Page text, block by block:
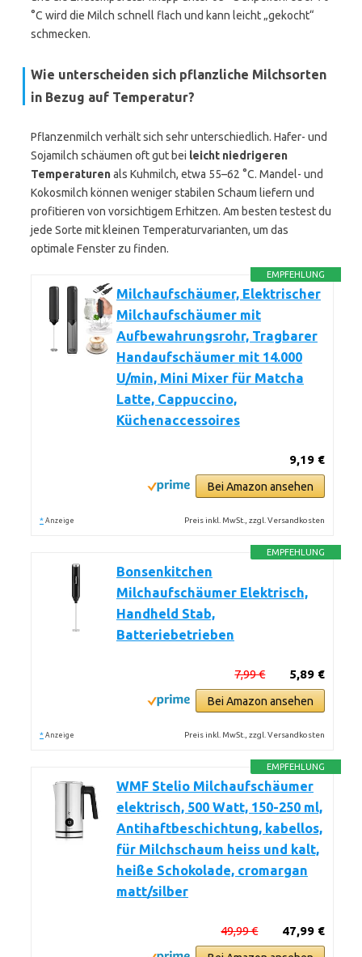
°C wird die Milch schnell flach und kann leicht „gekocht“
schmecken.
Wie unterscheiden sich pflanzliche Milchsorten
in Bezug auf Temperatur?
Pflanzenmilch verhält sich sehr unterschiedlich. Hafer- und
Sojamilch schäumen oft gut bei leicht niedrigeren
Temperaturenals Kuhmilch, etwa 55–62 °C. Mandel- und
Kokosmilch können weniger stabilen Schaum liefern und
profitieren von vorsichtigem Erhitzen. Am besten testest du
jede Sorte mit kleinen Temperaturvarianten, um das
optimale Fenster zu finden.
EMPFEHLUNG
Milchaufschäumer, Elektrischer
Milchaufschäumer mit
Aufbewahrungsrohr, Tragbarer
Handaufschäumer mit 14.000
U/min, Mini Mixer für Matcha
Latte, Cappuccino,
Küchenaccessoires
9,19 €
Bei Amazon ansehen
* Anzeige Preis inkl. MwSt., zzgl. Versandkosten
EMPFEHLUNG
Bonsenkitchen
Milchaufschäumer Elektrisch,
Handheld Stab,
Batteriebetrieben
5,89 €
7,99 €
Bei Amazon ansehen
* Anzeige Preis inkl. MwSt., zzgl. Versandkosten
EMPFEHLUNG
WMF Stelio Milchaufschäumer
elektrisch, 500 Watt, 150-250 ml,
Antihaftbeschichtung, kabellos,
für Milchschaum heiss und kalt,
heiße Schokolade, cromargan
matt/silber
47,99 €
49,99 €